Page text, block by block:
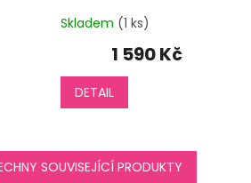
Skladem (1 ks)
1 590 Kč
DETAIL
SOUVISEJÍCÍ PRODUKTY